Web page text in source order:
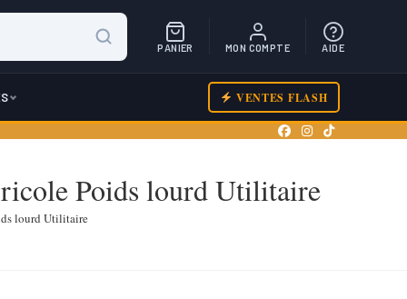
PANIER MON COMPTE AIDE
VENTES FLASH
Poids lourd Utilitaire
lourd Utilitaire